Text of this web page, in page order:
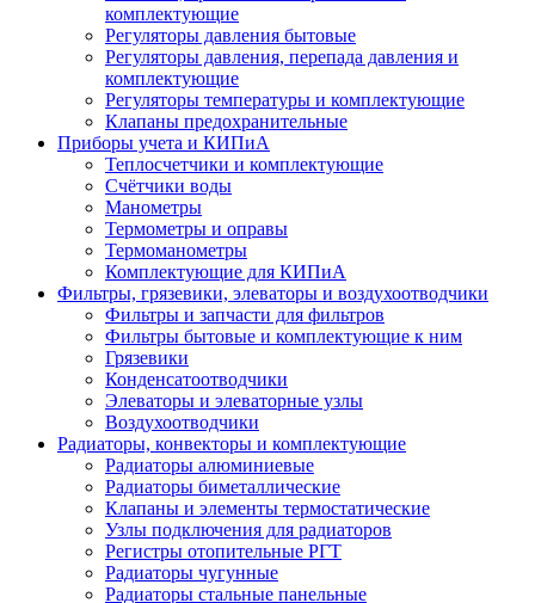
комплектующие
Регуляторы давления бытовые
Регуляторы давления, перепада давления и
комплектующие
Регуляторы температуры и комплектующие
Клапаны предохранительные
Приборы учета и КИПиА
Теплосчетчики и комплектующие
Счётчики воды
Манометры
Термометры и оправы
Термоманометры
Комплектующие для КИПиА
Фильтры, грязевики, элеваторы и воздухоотводчики
Фильтры и запчасти для фильтров
Фильтры бытовые и комплектующие к ним
Грязевики
Конденсатоотводчики
Элеваторы и элеваторные узлы
Воздухоотводчики
Радиаторы, конвекторы и комплектующие
Радиаторы алюминиевые
Радиаторы биметаллические
Клапаны и элементы термостатические
Узлы подключения для радиаторов
Регистры отопительные РГТ
Радиаторы чугунные
Радиаторы стальные панельные